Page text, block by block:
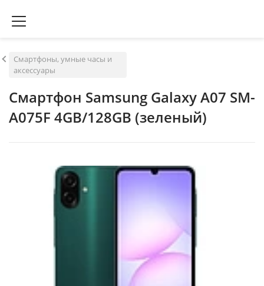
Смартфоны, умные часы и
аксессуары
Смартфон Samsung Galaxy A07 SM-
A075F 4GB/128GB (зеленый)